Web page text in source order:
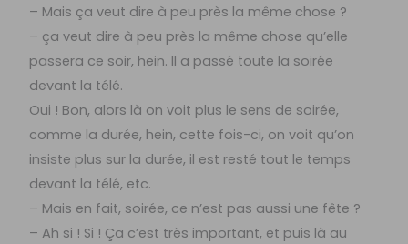
– Mais ça veut dire à peu près la même chose ?
– ça veut dire à peu près la même chose qu’elle
passera ce soir, hein. Il a passé toute la soirée
devant la télé.
Oui ! Bon, alors là on voit plus le sens de soirée,
comme la durée, hein, cette fois-ci, on voit qu’on
insiste plus sur la durée, il est resté tout le temps
devant la télé, etc.
– Mais en fait, soirée, ce n’est pas aussi une fête ?
– Ah si ! Si ! Ça c’est très important, et puis là au